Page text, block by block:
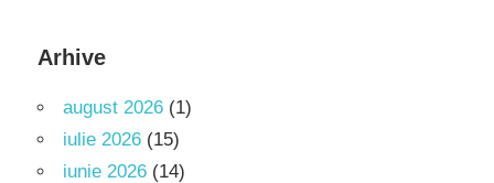
Arhive
august 2026 (1)
iulie 2026 (15)
iunie 2026 (14)